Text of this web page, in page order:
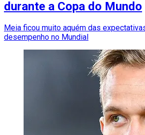
durante a Copa do Mundo
Meia ficou muito aquém das
desempenho no Mundial